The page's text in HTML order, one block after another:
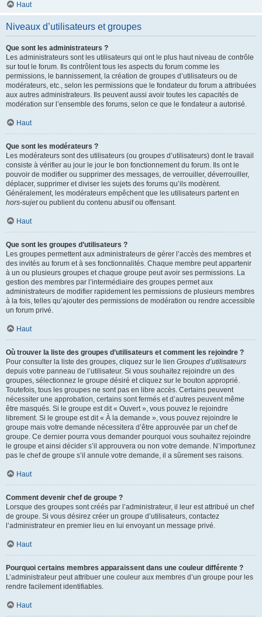
Haut
Niveaux d’utilisateurs et groupes
Que sont les administrateurs ?
Les administrateurs sont les utilisateurs qui ont le plus haut niveau de contrôle
sur tout le forum. Ils contrôlent tous les aspects du forum comme les
permissions, le bannissement, la création de groupes d’utilisateurs ou de
modérateurs, etc., selon les permissions que le fondateur du forum a attribuées
aux autres administrateurs. Ils peuvent aussi avoir toutes les capacités de
modération sur l’ensemble des forums, selon ce que le fondateur a autorisé.
Haut
Que sont les modérateurs ?
Les modérateurs sont des utilisateurs (ou groupes d’utilisateurs) dont le travail
consiste à vérifier au jour le jour le bon fonctionnement du forum. Ils ont le
pouvoir de modifier ou supprimer des messages, de verrouiller, déverrouiller,
déplacer, supprimer et diviser les sujets des forums qu’ils modèrent.
Généralement, les modérateurs empêchent que les utilisateurs partent en
hors-sujetou publient du contenu abusif ou offensant.
Haut
Que sont les groupes d’utilisateurs ?
Les groupes permettent aux administrateurs de gérer l’accès des membres et
des invités au forum et à ses fonctionnalités. Chaque membre peut appartenir
à un ou plusieurs groupes et chaque groupe peut avoir ses permissions. La
gestion des membres par l’intermédiaire des groupes permet aux
administrateurs de modifier rapidement les permissions de plusieurs membres
à la fois, telles qu’ajouter des permissions de modération ou rendre accessible
un forum privé.
Haut
Où trouver la liste des groupes d’utilisateurs et comment les rejoindre ?
Pour consulter la liste des groupes, cliquez sur le lien Groupes d’utilisateurs
depuis votre panneau de l’utilisateur. Si vous souhaitez rejoindre un des
groupes, sélectionnez le groupe désiré et cliquez sur le bouton approprié.
Toutefois, tous les groupes ne sont pas en libre accès. Certains peuvent
nécessiter une approbation, certains sont fermés et d’autres peuvent même
être masqués. Si le groupe est dit « Ouvert », vous pouvez le rejoindre
librement. Si le groupe est dit « À la demande », vous pouvez rejoindre le
groupe mais votre demande nécessitera d’être approuvée par un chef de
groupe. Ce dernier pourra vous demander pourquoi vous souhaitez rejoindre
le groupe et ainsi décider s’il approuvera ou non votre demande. N’importunez
pas le chef de groupe s’il annule votre demande, il a sûrement ses raisons.
Haut
Comment devenir chef de groupe ?
Lorsque des groupes sont créés par l’administrateur, il leur est attribué un chef
de groupe. Si vous désirez créer un groupe d’utilisateurs, contactez
l’administrateur en premier lieu en lui envoyant un message privé.
Haut
Pourquoi certains membres apparaissent dans une couleur différente ?
L’administrateur peut attribuer une couleur aux membres d’un groupe pour les
rendre facilement identifiables.
Haut